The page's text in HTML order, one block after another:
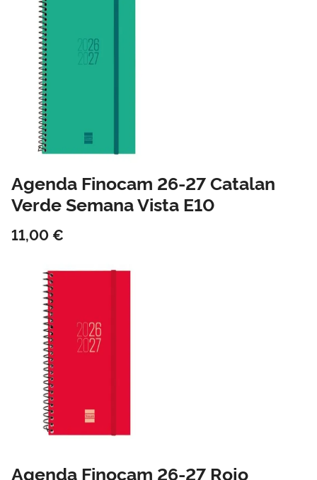
Agenda Finocam 26-27 Catalan
Verde Semana Vista E10
11,00 €
Agenda Finocam 26-27 Rojo